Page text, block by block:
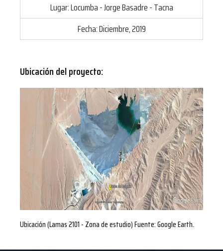
Lugar: Locumba - Jorge Basadre - Tacna
Fecha: Diciembre, 2019
Ubicación del proyecto:
Ubicación (Lamas 2101 - Zona de estudio) Fuente: Google Earth.